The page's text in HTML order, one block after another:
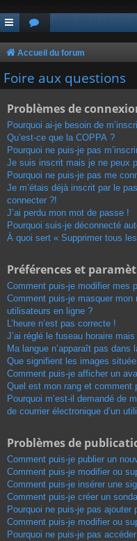
Accueil du forum
Foire aux questions
Problèmes de
Pourquoi ai-je besoin de
Qu’est-ce que la COPPA ?
Pourquoi ne puis-je pas
Je suis inscrit mais je ne peux
Pourquoi ne puis-je pas me
Je m’étais déjà inscrit par le
connecter ?!
J’ai perdu mon mot de passe !
Pourquoi suis-je déconnecté
À quoi sert « Supprimer tous
Préférences et
Comment puis-je modifier mes
Comment puis-je masquer mon
utilisateurs en ligne ?
L’heure n’est pas correcte !
J’ai réglé le fuseau horaire
Ma langue n’apparaît pas dans
Que signifient les images
Comment puis-je afficher un
Quel est mon rang et comment
Pourquoi m’est-il demandé de
de courrier électronique d’un
Problèmes de
Comment puis-je publier un
Comment puis-je modifier ou
Comment puis-je insérer une
Comment puis-je créer un
Pourquoi ne puis-je pas ajouter
Comment puis-je modifier ou
Pourquoi ne puis-je pas